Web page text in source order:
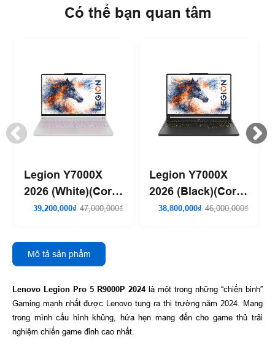
Có thể bạn quan tâm
Legion Y7000X
2026 (White)(Core
7-245HX| 16GB
RTX 5060)
47,000,000₫
39,200,000₫
Legion Y7000X
2026 (Black)(Core
7-245HX| 16GB46,000,000₫
38,800,000₫
Mô tả sản phẩm
Lenovo Legion Pro 5 R9000P 2024 là một trong những “chiến binh”
Gaming mạnh nhất được Lenovo tung ra thị trường năm 2024. Mang
trong mình cấu hình khủng, hứa hẹn mang đến cho game thủ trải
nghiệm chiến game đỉnh cao nhất.